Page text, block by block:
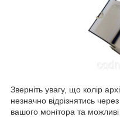
Зверніть увагу, що колір
незначно відрізнятись
вашого монітора та можливі